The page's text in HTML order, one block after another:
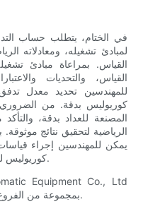
في الختام، يتطلب حساب
لمبادئ تشغيله، ومعادلاته
القياس. بمراعاة مبادئ
القياس، والتحديات
للمهندسين تحديد معدل
كوريوليس بدقة. من الضروري
المصنعة للعداد بدقة،
الرياضية لتحقيق نتائج
يمكن للمهندسين إجراء
كوريوليس لمجموعة واسعة من التطبيقات الصناعية.
بمجموعة من الفروع في الداخل لتصنيع مقياس تدفق الكتلة.